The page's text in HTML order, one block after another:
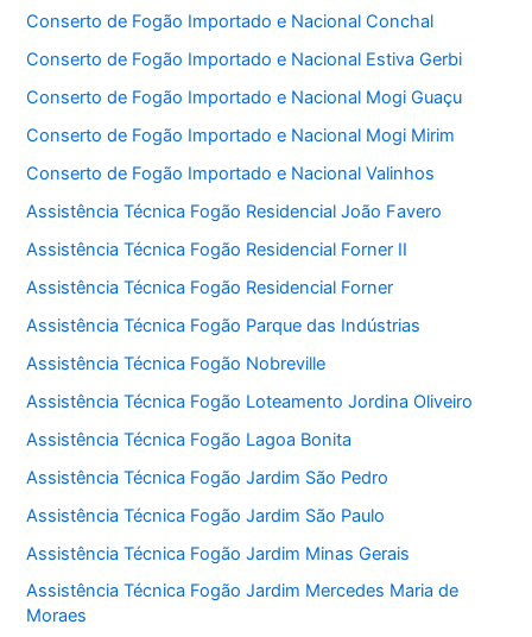
Conserto de Fogão Importado e Nacional Conchal
Conserto de Fogão Importado e Nacional Estiva Gerbi
Conserto de Fogão Importado e Nacional Mogi Guaçu
Conserto de Fogão Importado e Nacional Mogi Mirim
Conserto de Fogão Importado e Nacional Valinhos
Assistência Técnica Fogão Residencial João Favero
Assistência Técnica Fogão Residencial Forner II
Assistência Técnica Fogão Residencial Forner
Assistência Técnica Fogão Parque das Indústrias
Assistência Técnica Fogão Nobreville
Assistência Técnica Fogão Loteamento Jordina Oliveiro
Assistência Técnica Fogão Lagoa Bonita
Assistência Técnica Fogão Jardim São Pedro
Assistência Técnica Fogão Jardim São Paulo
Assistência Técnica Fogão Jardim Minas Gerais
Assistência Técnica Fogão Jardim Mercedes Maria de
Moraes